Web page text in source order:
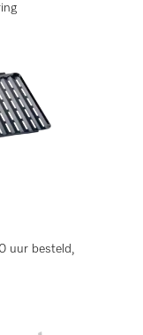
uur besteld,